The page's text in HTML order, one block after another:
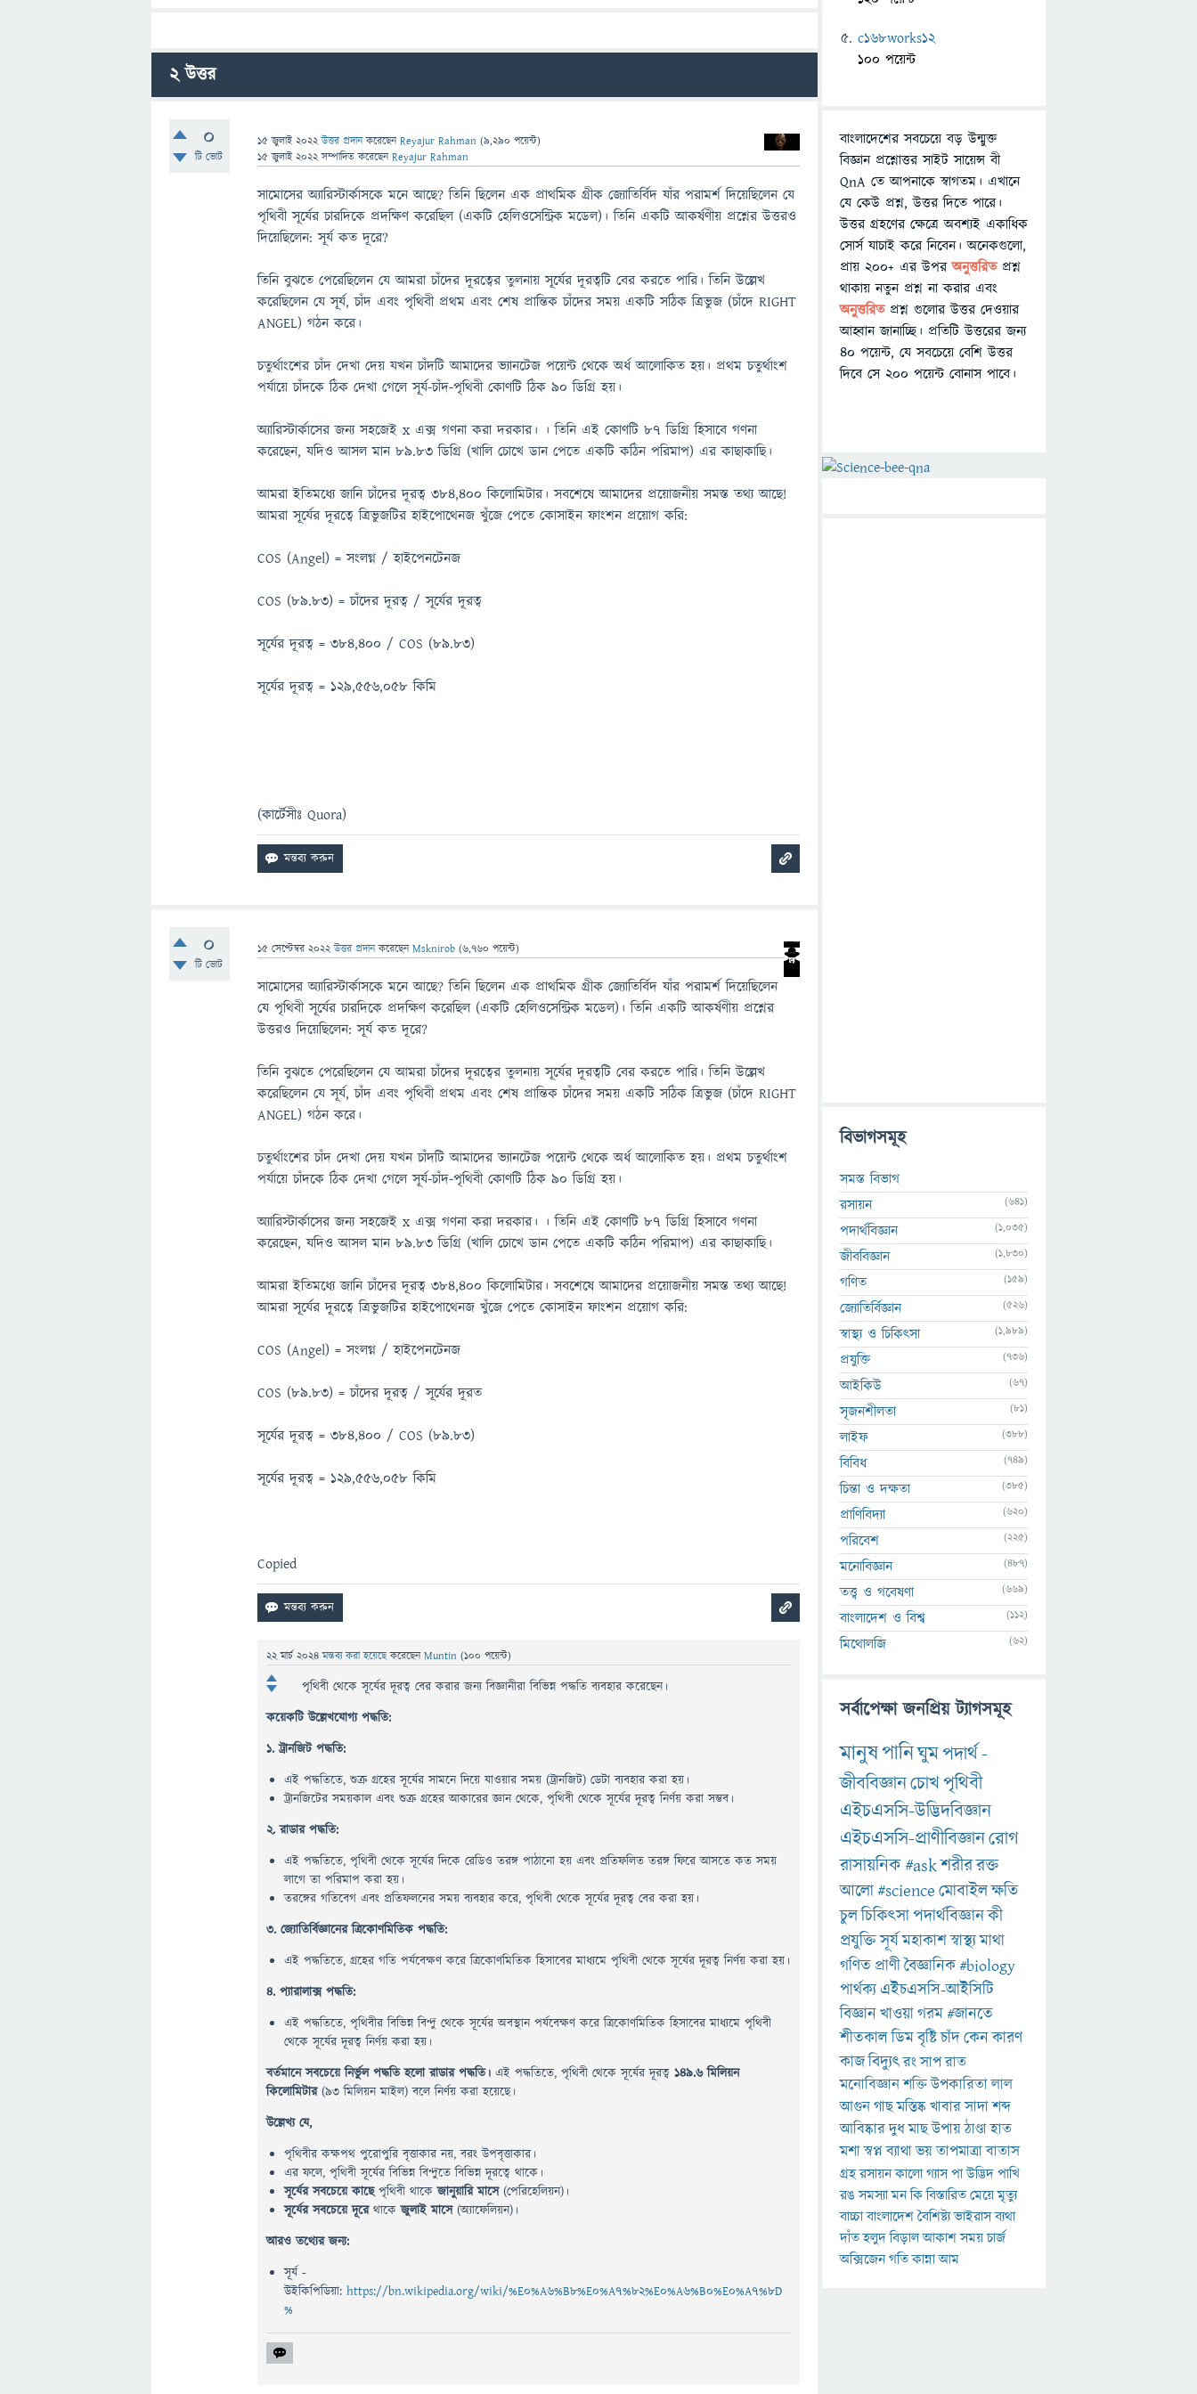
2উত্তর
0
টি ভোট
15 জুলাই 2022 উত্তর প্রদান করেছেনReyajur Rahman (9,290 পয়েন্ট)
15 জুলাই 2022 সম্পাদিত করেছেনReyajur Rahman
সামোসের অ্যারিস্টার্কাসকে মনে আছে? তিনি ছিলেন এক প্রাথমিক গ্রীক জ্যোতির্বিদ যাঁর পরামর্শ দিয়েছিলেন যে
পৃথিবী সূর্যের চারদিকে প্রদক্ষিণ করেছিল (একটি হেলিওসেন্ট্রিক মডেল)। তিনি একটি আকর্ষণীয় প্রশ্নের উত্তরও
দিয়েছিলেন: সূর্য কত দূরে?
তিনি বুঝতে পেরেছিলেন যে আমরা চাঁদের দূরত্বের তুলনায় সূর্যের দূরত্বটি বের করতে পারি। তিনি উল্লেখ
করেছিলেন যে সূর্য, চাঁদ এবং পৃথিবী প্রথম এবং শেষ প্রান্তিক চাঁদের সময় একটি সঠিক ত্রিভুজ (চাঁদে RIGHT
ANGEL) গঠন করে।
চতুর্থাংশের চাঁদ দেখা দেয় যখন চাঁদটি আমাদের ভ্যানটেজ পয়েন্ট থেকে অর্ধ আলোকিত হয়। প্রথম চতুর্থাংশ
পর্যায়ে চাঁদকে ঠিক দেখা গেলে সূর্য-চাঁদ-পৃথিবী কোণটি ঠিক 90 ডিগ্রি হয়।
অ্যারিস্টার্কাসের জন্য সহজেই x এক্স গণনা করা দরকার। । তিনি এই কোণটি 87 ডিগ্রি হিসাবে গণনা
করেছেন, যদিও আসল মান 89.83 ডিগ্রি (খালি চোখে ডান পেতে একটি কঠিন পরিমাপ) এর কাছাকাছি।
আমরা ইতিমধ্যে জানি চাঁদের দূরত্ব 384,400 কিলোমিটার। সবশেষে আমাদের প্রয়োজনীয় সমস্ত তথ্য আছে!
আমরা সূর্যের দূরত্বে ত্রিভুজটির হাইপোথেনজ খুঁজে পেতে কোসাইন ফাংশন প্রয়োগ করি:
COS (Angel) = সংলগ্ন / হাইপেনটেনজ
COS (89.83) = চাঁদের দূরত্ব / সূর্যের দূরত্ব
সূর্যের দূরত্ব = 384,400 / COS (89.83)
সূর্যের দূরত্ব = 129,556,058 কিমি
(কার্টেসীঃ Quora)
0
টি ভোট
15 সেপ্টেম্বর 2022 উত্তর প্রদান করেছেনMsknirob (6,760 পয়েন্ট)
সামোসের অ্যারিস্টার্কাসকে মনে আছে? তিনি ছিলেন এক প্রাথমিক গ্রীক জ্যোতির্বিদ যাঁর পরামর্শ দিয়েছিলেন
যে পৃথিবী সূর্যের চারদিকে প্রদক্ষিণ করেছিল (একটি হেলিওসেন্ট্রিক মডেল)। তিনি একটি আকর্ষণীয় প্রশ্নের
উত্তরও দিয়েছিলেন: সূর্য কত দূরে?
তিনি বুঝতে পেরেছিলেন যে আমরা চাঁদের দূরত্বের তুলনায় সূর্যের দূরত্বটি বের করতে পারি। তিনি উল্লেখ
করেছিলেন যে সূর্য, চাঁদ এবং পৃথিবী প্রথম এবং শেষ প্রান্তিক চাঁদের সময় একটি সঠিক ত্রিভুজ (চাঁদে RIGHT
ANGEL) গঠন করে।
চতুর্থাংশের চাঁদ দেখা দেয় যখন চাঁদটি আমাদের ভ্যানটেজ পয়েন্ট থেকে অর্ধ আলোকিত হয়। প্রথম চতুর্থাংশ
পর্যায়ে চাঁদকে ঠিক দেখা গেলে সূর্য-চাঁদ-পৃথিবী কোণটি ঠিক 90 ডিগ্রি হয়।
অ্যারিস্টার্কাসের জন্য সহজেই x এক্স গণনা করা দরকার। । তিনি এই কোণটি 87 ডিগ্রি হিসাবে গণনা
করেছেন, যদিও আসল মান 89.83 ডিগ্রি (খালি চোখে ডান পেতে একটি কঠিন পরিমাপ) এর কাছাকাছি।
আমরা ইতিমধ্যে জানি চাঁদের দূরত্ব 384,400 কিলোমিটার। সবশেষে আমাদের প্রয়োজনীয় সমস্ত তথ্য আছে!
আমরা সূর্যের দূরত্বে ত্রিভুজটির হাইপোথেনজ খুঁজে পেতে কোসাইন ফাংশন প্রয়োগ করি:
COS (Angel) = সংলগ্ন / হাইপেনটেনজ
COS (89.83) = চাঁদের দূরত্ব / সূর্যের দূরত
সূর্যের দূরত্ব = 384,400 / COS (89.83)
সূর্যের দূরত্ব = 129,556,058 কিমি
Copied
22 মার্চ 2024 মন্তব্য করা হয়েছেকরেছেনMuntin (100 পয়েন্ট)
পৃথিবী থেকে সূর্যের দূরত্ব বের করার জন্য বিজ্ঞানীরা বিভিন্ন পদ্ধতি ব্যবহার করেছেন।
কয়েকটি উল্লেখযোগ্য পদ্ধতি:
1. ট্রানজিট পদ্ধতি:
এই পদ্ধতিতে, শুক্র গ্রহের সূর্যের সামনে দিয়ে যাওয়ার সময় (ট্রানজিট) ডেটা ব্যবহার করা হয়।
ট্রানজিটের সময়কাল এবং শুক্র গ্রহের আকারের জ্ঞান থেকে, পৃথিবী থেকে সূর্যের দূরত্ব নির্ণয় করা সম্ভব।
2. রাডার পদ্ধতি:
এই পদ্ধতিতে, পৃথিবী থেকে সূর্যের দিকে রেডিও তরঙ্গ পাঠানো হয় এবং প্রতিফলিত তরঙ্গ ফিরে আসতে কত সময়
লাগে তা পরিমাপ করা হয়।
তরঙ্গের গতিবেগ এবং প্রতিফলনের সময় ব্যবহার করে, পৃথিবী থেকে সূর্যের দূরত্ব বের করা হয়।
3. জ্যোতির্বিজ্ঞানের ত্রিকোণমিতিক পদ্ধতি:
এই পদ্ধতিতে, গ্রহের গতি পর্যবেক্ষণ করে ত্রিকোণমিতিক হিসাবের মাধ্যমে পৃথিবী থেকে সূর্যের দূরত্ব নির্ণয় করা হয়।
4. প্যারালাক্স পদ্ধতি:
এই পদ্ধতিতে, পৃথিবীর বিভিন্ন বিন্দু থেকে সূর্যের অবস্থান পর্যবেক্ষণ করে ত্রিকোণমিতিক হিসাবের মাধ্যমে পৃথিবী
থেকে সূর্যের দূরত্ব নির্ণয় করা হয়।
বর্তমানে সবচেয়ে নির্ভুল পদ্ধতি হলো রাডার পদ্ধতি। এই পদ্ধতিতে, পৃথিবী থেকে সূর্যের দূরত্ব149.6 মিলিয়ন
কিলোমিটার(93 মিলিয়ন মাইল) বলে নির্ণয় করা হয়েছে।
উল্লেখ্য যে,
পৃথিবীর কক্ষপথ পুরোপুরি বৃত্তাকার নয়, বরং উপবৃত্তাকার।
এর ফলে, পৃথিবী সূর্যের বিভিন্ন বিন্দুতে বিভিন্ন দূরত্বে থাকে।
সূর্যের সবচেয়ে কাছেপৃথিবী থাকেজানুয়ারি মাসে(পেরিহেলিয়ন)।
সূর্যের সবচেয়ে দূরেথাকেজুলাই মাসে(অ্যাফেলিয়ন)।
আরও তথ্যের জন্য:
সূর্য -
উইকিপিডিয়া:https://bn.wikipedia.org/wiki/%E0%A6%B8%E0%A7%82%E0%A6%B0%E0%A7%8D
%
c168works12
100 পয়েন্ট
বাংলাদেশের সবচেয়ে বড় উন্মুক্ত
বিজ্ঞান প্রশ্নোত্তর সাইট সায়েন্স বী
QnA তে আপনাকে স্বাগতম। এখানে
যে কেউ প্রশ্ন, উত্তর দিতে পারে।
উত্তর গ্রহণের ক্ষেত্রে অবশ্যই একাধিক
সোর্স যাচাই করে নিবেন। অনেকগুলো,
প্রায় ২০০+ এর উপরঅনুত্তরিতপ্রশ্ন
থাকায় নতুন প্রশ্ন না করার এবং
অনুত্তরিত প্রশ্ন গুলোর উত্তর দেওয়ার
আহ্বান জানাচ্ছি। প্রতিটি উত্তরের জন্য
৪০ পয়েন্ট, যে সবচেয়ে বেশি উত্তর
দিবে সে ২০০ পয়েন্ট বোনাস পাবে।
বিভাগসমূহ
সমস্ত বিভাগ
রসায়ন
(641)
পদার্থবিজ্ঞান (1,035)
জীববিজ্ঞান (1,830)
গণিত (159)
জ্যোতির্বিজ্ঞান (526)
স্বাস্থ্য ও চিকিৎসা (1,989)
প্রযুক্তি (736)
আইকিউ (67)
সৃজনশীলতা (81)
লাইফ (388)
বিবিধ (749)
চিন্তা ও দক্ষতা (385)
প্রাণিবিদ্যা (620)
পরিবেশ (225)
মনোবিজ্ঞান (487)
তত্ত্ব ও গবেষণা (669)
বাংলাদেশ ও বিশ্ব (112)
মিথোলজি (62)
সর্বাপেক্ষা জনপ্রিয় ট্যাগসমূহ
মানুষপানিঘুমপদার্থ-
জীববিজ্ঞানচোখপৃথিবী
এইচএসসি-উদ্ভিদবিজ্ঞান
এইচএসসি-প্রাণীবিজ্ঞানরোগ
রাসায়নিক#askশরীররক্ত
আলো#scienceমোবাইলক্ষতি
চুলচিকিৎসাপদার্থবিজ্ঞানকী
প্রযুক্তিসূর্যমহাকাশস্বাস্থ্যমাথা
গণিত প্রাণীবৈজ্ঞানিক#biology
পার্থক্য এইচএসসি-আইসিটি
বিজ্ঞানখাওয়াগরম#জানতে
শীতকালডিমবৃষ্টিচাঁদকেনকারণ
কাজবিদ্যুৎরংসাপরাত
মনোবিজ্ঞানশক্তিউপকারিতালাল
আগুনগাছমস্তিষ্কখাবারসাদাশব্দ
আবিষ্কারদুধমাছউপায়ঠাণ্ডাহাত
মশাস্বপ্নব্যাথাভয়তাপমাত্রাবাতাস
গ্রহরসায়নকালোগ্যাসপাউদ্ভিদপাখি
রঙসমস্যামনকিবিস্তারিতমেয়েমৃত্যু
বাচ্চাবাংলাদেশবৈশিষ্ট্যভাইরাসব্যথা
দাঁতহলুদবিড়ালআকাশসময়চার্জ
অক্সিজেনগতিকান্নাআম